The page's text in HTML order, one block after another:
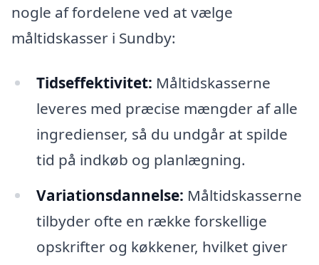
nogle af fordelene ved at vælge
måltidskasser i Sundby:
Tidseffektivitet: Måltidskasserne
leveres med præcise mængder af alle
ingredienser, så du undgår at spilde
tid på indkøb og planlægning.
Variationsdannelse: Måltidskasserne
tilbyder ofte en række forskellige
opskrifter og køkkener, hvilket giver